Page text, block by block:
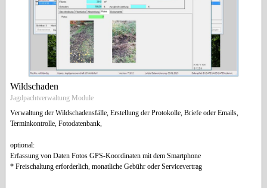
Wildschaden
Jagdpachtverwaltung Module
Verwaltung der Wildschadensfälle, Erstellung der Protokolle, Briefe oder Emails,
Terminkontrolle, Fotodatenbank,
optional:
Erfassung von Daten Fotos GPS-Koordinaten mit dem Smartphone
* Freischaltung erforderlich, monatliche Gebühr oder Servicevertrag